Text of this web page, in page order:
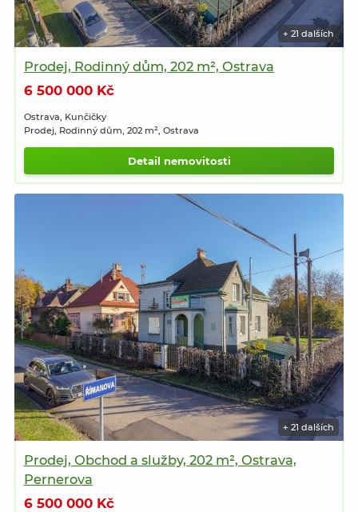
+ 21 dalších
Prodej, Rodinný dům, 202 m², Ostrava
6 500 000 Kč
Ostrava, Kunčičky
Prodej, Rodinný dům, 202 m², Ostrava
Detail nemovitosti
+ 21 dalších
Prodej, Obchod a služby, 202 m², Ostrava,
Pernerova
6 500 000 Kč